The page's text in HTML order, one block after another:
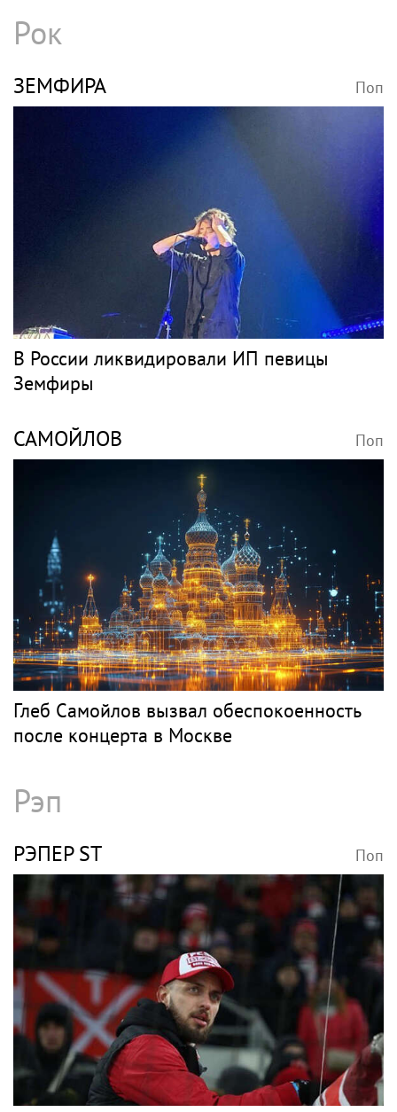
Рок
ЗЕМФИРА Поп
В России ликвидировали ИП певицы
Земфиры
САМОЙЛОВ Поп
Глеб Самойлов вызвал обеспокоенность
после концерта в Москве
Рэп
РЭПЕР ST Поп